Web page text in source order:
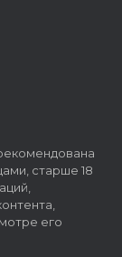
старше 18
его